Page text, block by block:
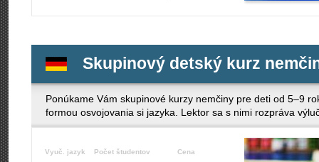
Skupinový detský kurz
Ponúkame Vám skupinové kurzy nemčiny pre deti od 5–9
formou osvojovania si jazyka. Lektor sa s nimi rozpráva
Vyuč. jazyk Počet študentov Cena